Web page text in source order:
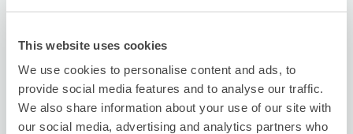
This website uses cookies
We use cookies to personalise content and ads, to
provide social media features and to analyse our traffic.
We also share information about your use of our site with
our social media, advertising and analytics partners who
保管できる荷物数
スーツケースサイズ:3 バッグサイズ :1